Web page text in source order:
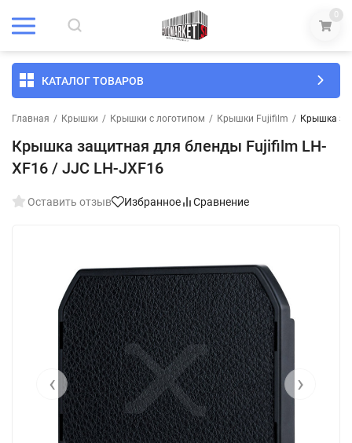
0
КАТАЛОГ ТОВАРОВ
Главная / Крышки / Крышки с логотипом / Крышки Fujifilm / Крышка
Крышка защитная для бленды Fujifilm LH-
XF16 / JJC LH-JXF16
Оставить отзыв Избранное Сравнение
‹ ›